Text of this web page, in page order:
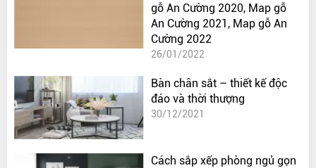
gỗ An Cường 2020, Map gỗ
An Cường 2021, Map gỗ An
Cường 2022
26/01/2022
Bàn chân sắt – thiết kế độc
đáo và thời thượng
30/12/2021
Cách sắp xếp phòng ngủ gọn